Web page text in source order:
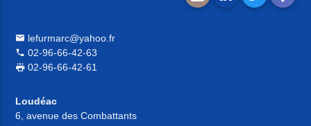
lefurmarc@yahoo.fr
02-96-66-42-63
02-96-66-42-61
Loudéac
6, avenue des Combattants